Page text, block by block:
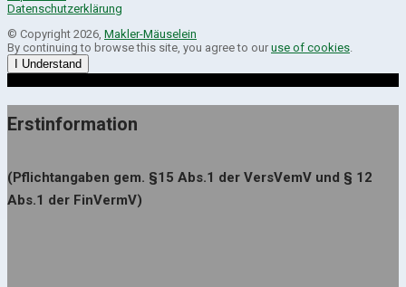
Datenschutzerklärung
© Copyright 2026, Makler-Mäuselein
By continuing to browse this site, you agree to our use of cookies
I Understand
Erstinformation
(Pflichtangaben gem. §15 Abs.1 der VersVemV und § 12
Abs.1 der FinVermV)